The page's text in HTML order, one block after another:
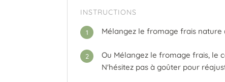
INSTRUCTIONS
1 Mélangez le fromage frais
2
Ou Mélangez le fromage frais, le
N'hésitez pas à goûter pour